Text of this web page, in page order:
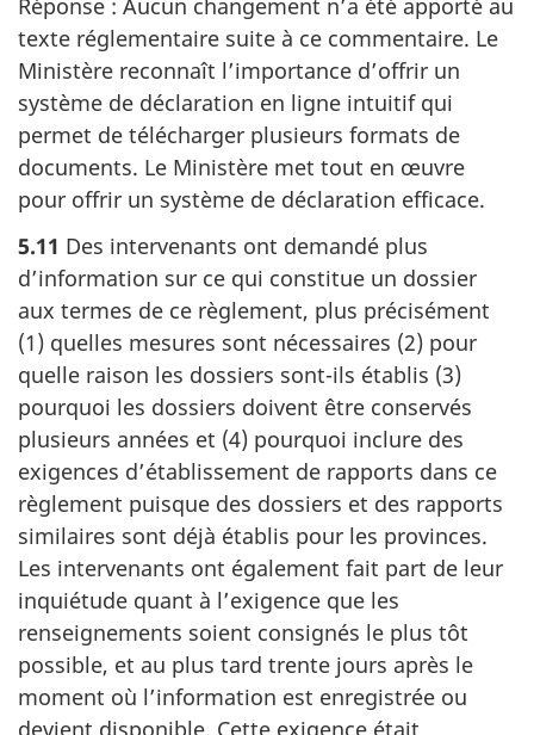
Réponse : Aucun changement n’a été apporté au
texte réglementaire suite à ce commentaire. Le
Ministère reconnaît l’importance d’offrir un
système de déclaration en ligne intuitif qui
permet de télécharger plusieurs formats de
documents. Le Ministère met tout en œuvre
pour offrir un système de déclaration efficace.
5.11 Des intervenants ont demandé plus
d’information sur ce qui constitue un dossier
aux termes de ce règlement, plus précisément
(1) quelles mesures sont nécessaires (2) pour
quelle raison les dossiers sont-ils établis (3)
pourquoi les dossiers doivent être conservés
plusieurs années et (4) pourquoi inclure des
exigences d’établissement de rapports dans ce
règlement puisque des dossiers et des rapports
similaires sont déjà établis pour les provinces.
Les intervenants ont également fait part de leur
inquiétude quant à l’exigence que les
renseignements soient consignés le plus tôt
possible, et au plus tard trente jours après le
moment où l’information est enregistrée ou
devient disponible. Cette exigence était